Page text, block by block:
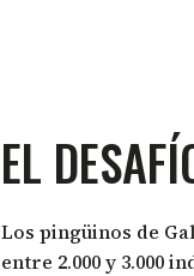
EL
Los pingüinos de
entre 2.000 y 3.000